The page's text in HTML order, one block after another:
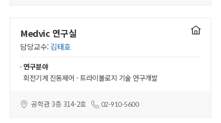
Medvic 연구실
담당교수: 김태호
연구실
연구분야
회전기계 진동제어 - 트라이볼로지 기술 연구개발
공학관 3층 314-2호 02-910-5600